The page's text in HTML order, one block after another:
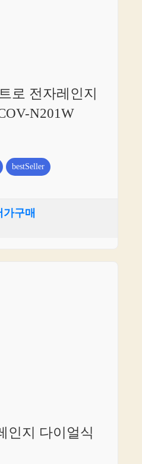
로 전자레인지
N201W
bestSeller
가구매
인지 다이얼식